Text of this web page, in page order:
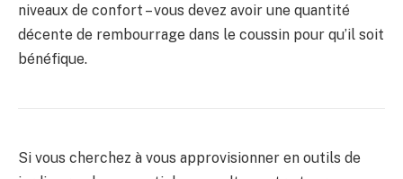
niveaux de confort – vous devez avoir une quantité
décente de rembourrage dans le coussin pour qu’il soit
bénéfique.
Si vous cherchez à vous approvisionner en outils de